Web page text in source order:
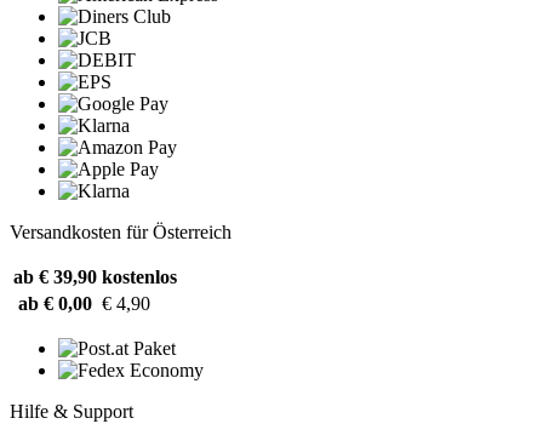
Versandkosten für Österreich
ab € 39,90 kostenlos
ab € 0,00 € 4,90
Hilfe & Support